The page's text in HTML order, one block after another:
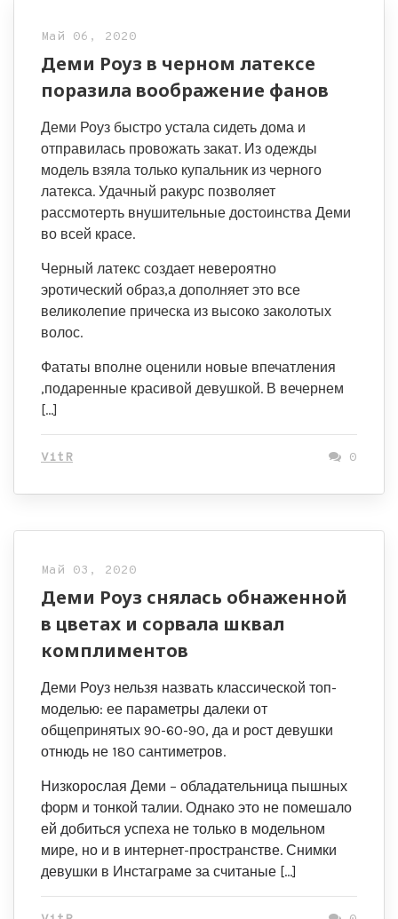
Май 06, 2020
Деми Роуз в черном латексе
поразила воображение фанов
Деми Роуз быстро устала сидеть дома и
отправилась провожать закат. Из одежды
модель взяла только купальник из черного
латекса. Удачный ракурс позволяет
рассмотерть внушительные достоинства Деми
во всей красе.
Черный латекс создает невероятно
эротический образ,а дополняет это все
великолепие прическа из высоко заколотых
волос.
Фататы вполне оценили новые впечатления
,подаренные красивой девушкой. В вечернем
[…]
VitR 0
Май 03, 2020
Деми Роуз снялась обнаженной
в цветах и сорвала шквал
комплиментов
Деми Роуз нельзя назвать классической топ-
моделью: ее параметры далеки от
общепринятых 90-60-90, да и рост девушки
отнюдь не 180 сантиметров.
Низкорослая Деми – обладательница пышных
форм и тонкой талии. Однако это не помешало
ей добиться успеха не только в модельном
мире, но и в интернет-пространстве. Снимки
девушки в Инстаграме за считаные […]